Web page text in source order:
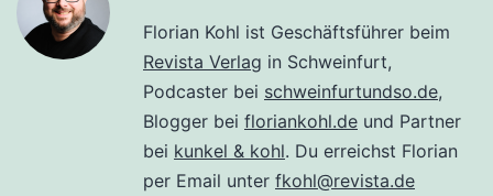
Florian Kohl ist Geschäftsführer beim
Revista Verlag in Schweinfurt,
Podcaster bei schweinfurtundso.de,
Blogger bei floriankohl.de und Partner
bei kunkel & kohl. Du erreichst Florian
per Email unter fkohl@revista.de